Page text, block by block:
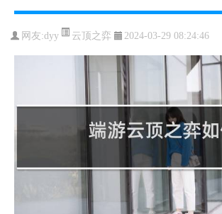
网友:dyy 云顶之弈 2024-03-29 08:24:46